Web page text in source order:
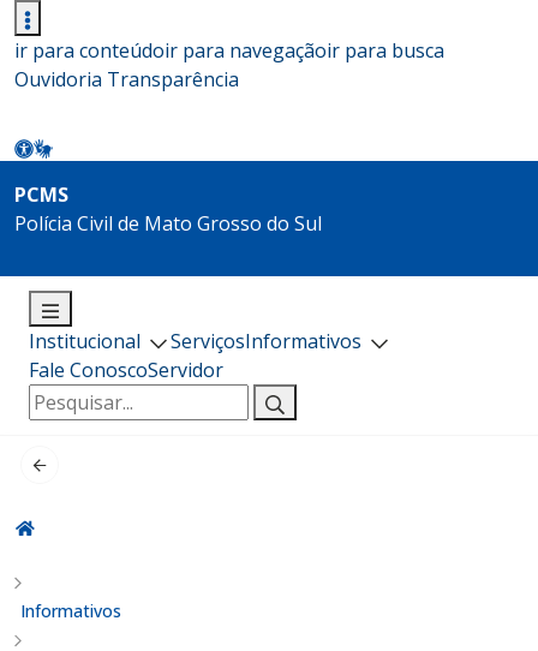
ir para conteúdoir para navegaçãoir para busca
Ouvidoria Transparência
PCMS
Polícia Civil de Mato Grosso do Sul
Institucional ServiçosInformativos
Fale ConoscoServidor
Pesquisar
por:
Informativos